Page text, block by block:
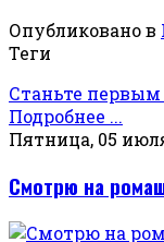
Опубликовано в
Теги
Станьте
Подробнее ...
Пятница, 05
Смотрю на